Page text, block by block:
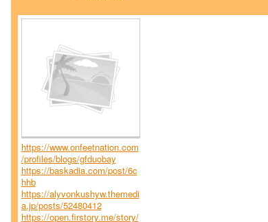
https://www.onfeetnation.com
/profiles/blogs/gfduobay
https://baskadia.com/post/6c
hhb
https://alyvonkushyw.themedi
a.jp/posts/52480412
https://open.firstory.me/story/